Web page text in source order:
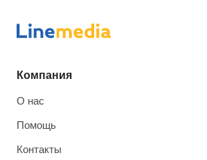
Компания
О нас
Помощь
Контакты